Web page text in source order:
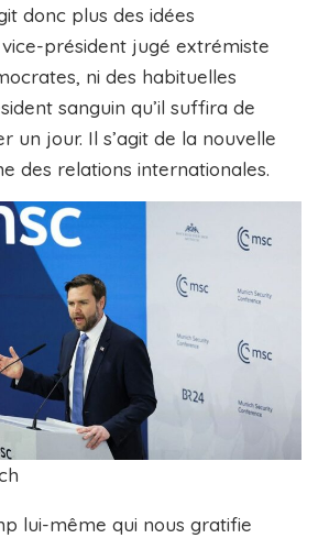
donc plus des idées
vice-président jugé extrémiste
ni des habituelles
sanguin qu’il suffira de
un jour. Il s’agit de la nouvelle
des relations internationales.
lui-même qui nous gratifie